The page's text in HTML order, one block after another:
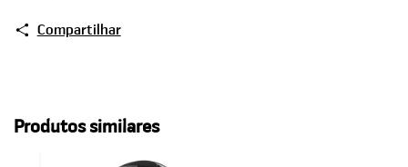
Compartilhar
Produtos similares